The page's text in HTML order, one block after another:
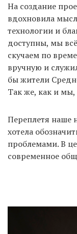
На создание
вдохновила
технологии и
доступны, мы
скучаем по
вручную и
бы жители
Так же, как и
Переплетя наше
хотела
проблемами. В
современное